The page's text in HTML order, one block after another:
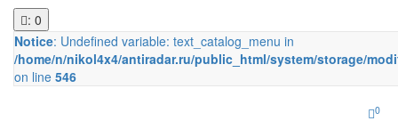
: 0
Notice: Undefined variable: text_catalog_menu in
/home/n/nikol4x4/antiradar.ru/public_html/system/storage/
on line 546
0